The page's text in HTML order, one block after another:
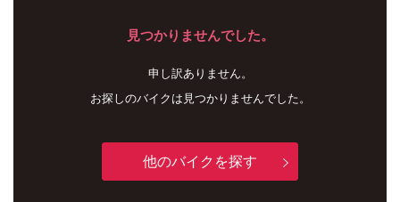
見つかりませんでした。
申し訳ありません。
お探しのバイクは見つかりませんでした。
他のバイクを探す